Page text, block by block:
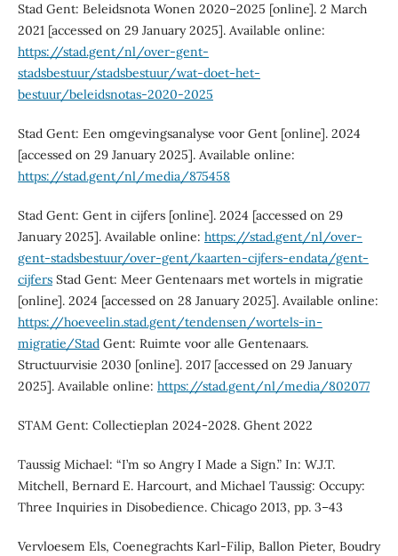
Stad Gent: Beleidsnota Wonen 2020–2025 [online]. 2 March
2021 [accessed on 29 January 2025]. Available online:
https://stad.gent/nl/over-gent-
stadsbestuur/stadsbestuur/wat-doet-het-
bestuur/beleidsnotas-2020-2025
Stad Gent: Een omgevingsanalyse voor Gent [online]. 2024
[accessed on 29 January 2025]. Available online:
https://stad.gent/nl/media/875458
Stad Gent: Gent in cijfers [online]. 2024 [accessed on 29
January 2025]. Available online: https://stad.gent/nl/over-
gent-stadsbestuur/over-gent/kaarten-cijfers-endata/gent-
cijfersStad Gent: Meer Gentenaars met wortels in migratie
[online]. 2024 [accessed on 28 January 2025]. Available online:
https://hoeveelin.stad.gent/tendensen/wortels-in-
migratie/StadGent: Ruimte voor alle Gentenaars.
Structuurvisie 2030 [online]. 2017 [accessed on 29 January
2025]. Available online: https://stad.gent/nl/media/802077
STAM Gent: Collectieplan 2024-2028. Ghent 2022
Taussig Michael: “I’m so Angry I Made a Sign.” In: W.J.T.
Mitchell, Bernard E. Harcourt, and Michael Taussig: Occupy:
Three Inquiries in Disobedience. Chicago 2013, pp. 3–43
Vervloesem Els, Coenegrachts Karl-Filip, Ballon Pieter, Boudry